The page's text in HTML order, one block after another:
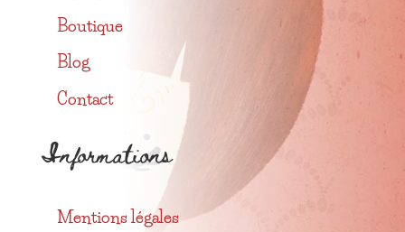
Boutique
Blog
Contact
Informations
Mentions légales